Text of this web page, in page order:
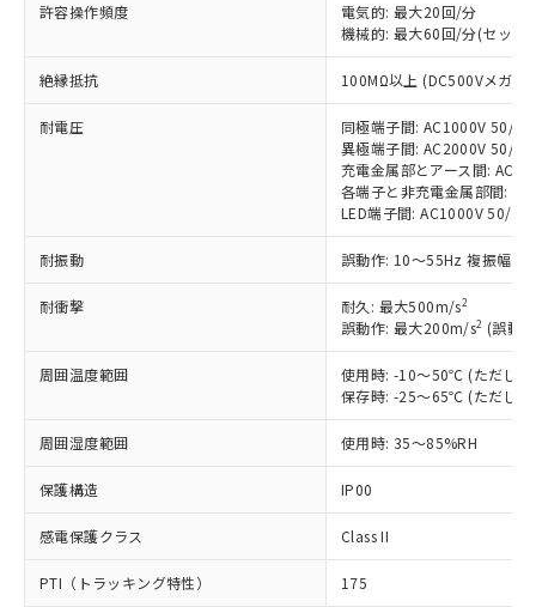
許容操作頻度
電気的: 最大20回/分
機械的: 最大60回/分(セット
絶縁抵抗 100MΩ以上 (DC500Vメガ)
耐電圧
同極端子間: AC1000V 50/
異極端子間: AC2000V 50/
充電金属部とアース間:
各端子と非充電金属部間:
LED端子間: AC1000V 50/
耐振動 誤動作: 10～55Hz 複振幅
耐衝撃 耐久: 最大500m/s2
誤動作: 最大200m/s2 (誤動
周囲温度範囲
使用時: -10～50℃ (ただし、
保存時: -25～65℃ (ただし、
周囲湿度範囲 使用時: 35～85%RH
保護構造 IP00
感電保護クラス Class II
PTI（トラッキング特性） 175
本サービスは、当社制御機器事業取扱
商品の当社在庫状況および標準価格
(税抜)を提供させていただくもので
当社制御機器事業取扱商品の中には、
本サービスの対象外となる商品もある
在庫状況および標準価格照会結果は、
記載している更新日時点での社内デー
タに基づき作成されるものであり、閲
覧された時点での実際の在庫および標
対応済み：EU RoHS指令（10物質）の
非含有に対応した製品が提供可能な商品で
対応予定：EU RoHS指令（10物質）の非含
有に対応した製品に切り替える予定のある
対応予定なし：EU RoHS指令（10物質）の
非含有に非対応の商品で、対応品を出す予
調査・確認中：EU RoHS指令（10物質）の
非含有の対応状況を調査中または確認中の
商品です。
非該当品：ライセンス料など無形物で、有
害物質有無と関係のない商品です。
いたものが、含有品と判明した場合などや
むを得ず変更することがあります。
鉛(Pb) 1000ppm以下、 水銀(Hg) 1000ppm以下、 カド
ミウム(Cd) 100ppm以下、
「○」：最大均質材料含有率が中国RoHSの
「×」：最大均質材料含有率が中国RoHSの
基準値を超えていることを示します。
い合わせください。
*中国RoHS10物質の基準値 (GB/T26572)：
当社は、これら貴社製品のうち、外国
為替および外国貿易法に定める商品
（以下｢規制貨物等」という）を輸出
または国外への提供する場合は、日本
国政府の輸出許可(または役務取引許
記
号
説明